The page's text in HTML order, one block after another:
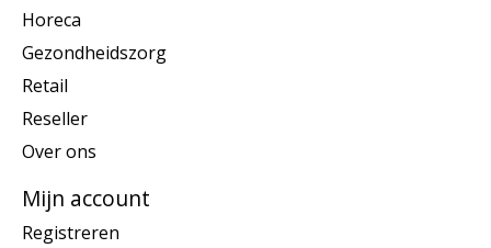
Horeca
Gezondheidszorg
Retail
Reseller
Over ons
Mijn account
Registreren